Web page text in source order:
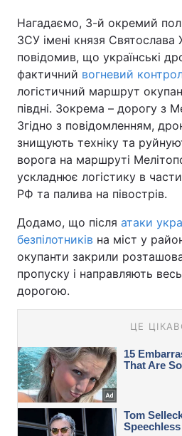
Нагадаємо, 3-й окремий
ЗСУ імені князя Святослава
повідомив, що українські
фактичний вогневий
логістичний маршрут
півдні. Зокрема – дорогу з
Згідно з повідомленням,
знищують техніку та
ворога на маршруті
ускладнює логістику в
РФ та палива на півострів.
Додамо, що після атаки
безпілотників на міст у
окупанти закрили
пропуску і направляють
дорогою.